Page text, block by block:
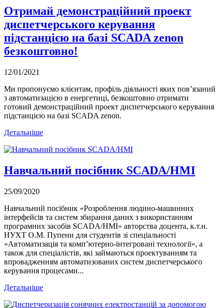
Отримай демонстраційний проект
диспетчерського керування
підстанцією на базі SCADA zenon
безкоштовно!
12/01/2021
Ми пропонуємо клієнтам, профіль діяльності яких пов’язаний
з автоматизацією в енергетиці, безкоштовно отримати
готовий демонстраційний проект диспетчерського керування
підстанцією на базі SCADA zenon.
Детальніше
Навчальний посібник SCADA/HMI
25/09/2020
Навчальний посібник «Розроблення людино-машинних
інтерфейсів та систем збирання даних з використанням
програмних засобів SCADA/HMI» авторства доцента, к.т.н.
НУХТ О.М. Пупени для студентів зі спеціальності
«Автоматизація та комп’ютерно-інтегровані технології», а
також для спеціалістів, які займаються проектуванням та
впровадженням автоматизованих систем диспетчерського
керування процесами...
Детальніше